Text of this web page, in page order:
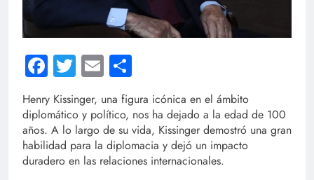
Facebook
Twitter
Email
Henry Kissinger, una figura icónica en el ámbito
diplomático y político, nos ha dejado a la edad de 100
años. A lo largo de su vida, Kissinger demostró una gran
habilidad para la diplomacia y dejó un impacto
duradero en las relaciones internacionales.